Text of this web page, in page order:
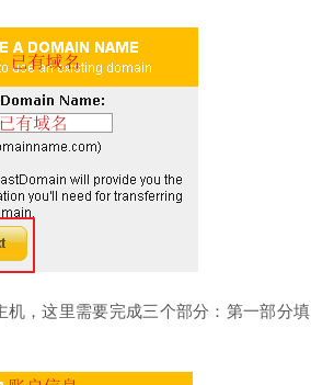
机，这里需要完成三个部分：第一部分填